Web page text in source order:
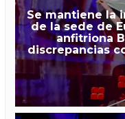
Se mantiene la
de la sede de
anfitriona
discrepancias